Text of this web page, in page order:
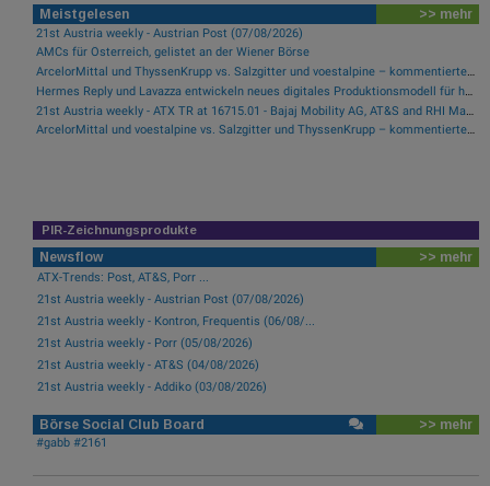
Meistgelesen >> mehr
21st Austria weekly - Austrian Post (07/08/2026)
AMCs für Österreich, gelistet an der Wiener Börse
ArcelorMittal und ThyssenKrupp vs. Salzgitter und voestalpine – kommentierter KW 32 Peer Group Watch Stahl
Hermes Reply und Lavazza entwickeln neues digitales Produktionsmodell für hocheffiziente Fertigung
ArcelorMittal und voestalpine vs. Salzgitter und ThyssenKrupp – kommentierter KW 17 Peer Group Watch Stahl
PIR-Zeichnungsprodukte
Newsflow >> mehr
ATX-Trends: Post, AT&S, Porr ...
21st Austria weekly - Austrian Post (07/08/2026)
21st Austria weekly - Kontron, Frequentis (06/08/...
21st Austria weekly - Porr (05/08/2026)
21st Austria weekly - AT&S (04/08/2026)
21st Austria weekly - Addiko (03/08/2026)
Börse Social Club Board >> mehr
#gabb #2161